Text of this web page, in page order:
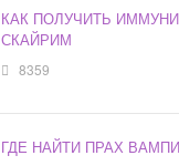
КАК ПОЛУЧИТЬ
СКАЙРИМ
8359
ГДЕ НАЙТИ ПРАХ